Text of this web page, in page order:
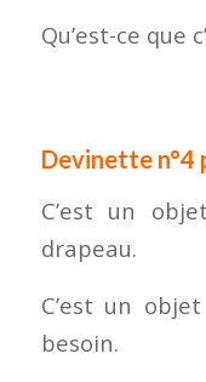
Qu’est-ce que
Devinette n°4
C’est un
drapeau.
C’est un
besoin.